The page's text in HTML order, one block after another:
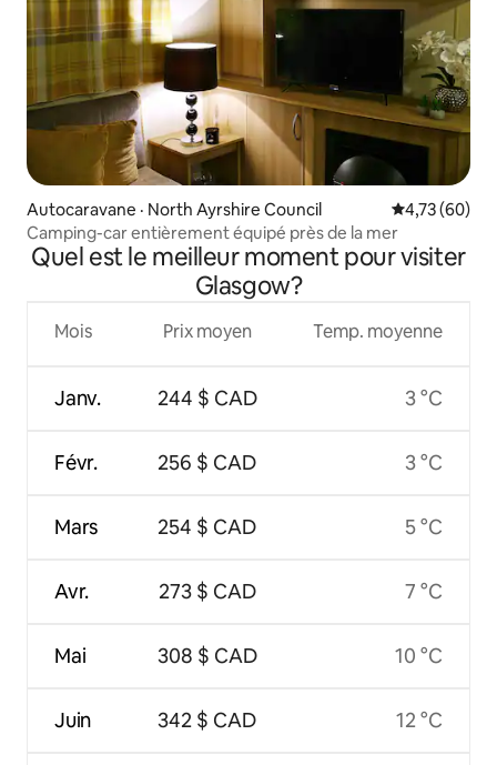
Autocaravane · North Ayrshire Council Note
4,73 (60)
Camping-car entièrement équipé près de la mer
Quel est le meilleur moment pour visiter
Glasgow?
Mois
Janv.
Févr.
Mars
Avr.
Mai
Juin
Prix moyen
244 $ CAD
256 $ CAD
254 $ CAD
273 $ CAD
308 $ CAD
342 $ CAD
Temp. moyenne
3 °C
3 °C
5 °C
7 °C
10 °C
12 °C